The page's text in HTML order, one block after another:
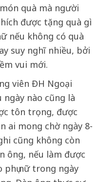
quà mà người
được tặng quà gì
nếu không có quà
suy nghĩ nhiều, bởi
vui mới.
viên ĐH Ngoại
ngày nào cũng là
tôn trọng, được
ai mong chờ ngày 8-
cũng không còn
ông, nếu làm được
nữ trong ngày